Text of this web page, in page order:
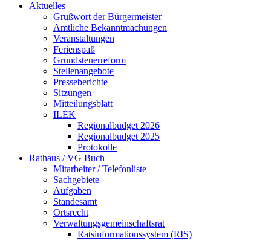
Aktuelles
Grußwort der Bürgermeister
Amtliche Bekanntmachungen
Veranstaltungen
Ferienspaß
Grundsteuerreform
Stellenangebote
Presseberichte
Sitzungen
Mitteilungsblatt
ILEK
Regionalbudget 2026
Regionalbudget 2025
Protokolle
Rathaus / VG Buch
Mitarbeiter / Telefonliste
Sachgebiete
Aufgaben
Standesamt
Ortsrecht
Verwaltungsgemeinschaftsrat
Ratsinformationssystem (RIS)